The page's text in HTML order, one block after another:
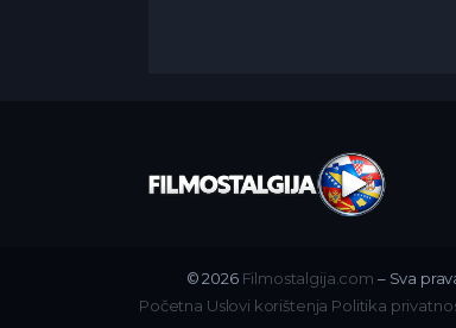
© 2026 Filmostalgija.com – Sva
Početna Uslovi korištenja Politika